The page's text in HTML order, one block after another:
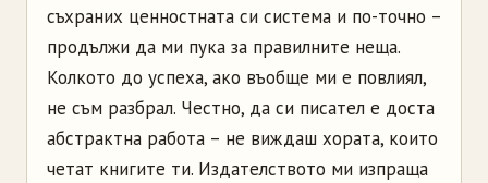
съхраних ценностната си система и по-точно –
продължи да ми пука за правилните неща.
Колкото до успеха, ако въобще ми е повлиял,
не съм разбрал. Честно, да си писател е доста
абстрактна работа – не виждаш хората, които
четат книгите ти. Издателството ми изпраща